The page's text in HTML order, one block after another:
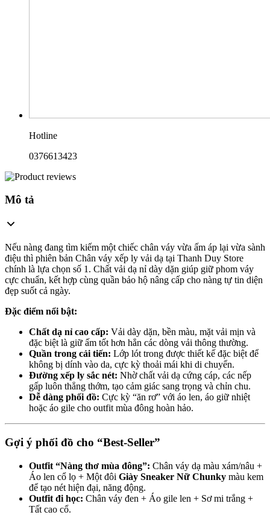
Hotline
0376613423
Mô tả
Nếu nàng đang tìm kiếm một chiếc chân váy vừa ấm áp lại vừa sành
điệu thì phiên bản Chân váy xếp ly vải dạ tại Thanh Duy Store
chính là lựa chọn số 1. Chất vải dạ nỉ dày dặn giúp giữ phom váy
cực chuẩn, kết hợp cùng quần bảo hộ nâng cấp cho nàng tự tin diện
đẹp suốt cả ngày.
Đặc điểm nổi bật:
Chất dạ nỉ cao cấp: Vải dày dặn, bền màu, mặt vải mịn và
đặc biệt là giữ ấm tốt hơn hẳn các dòng vải thông thường.
Quần trong cải tiến: Lớp lót trong được thiết kế đặc biệt để
không bị dính vào da, cực kỳ thoải mái khi di chuyển.
Đường xếp ly sắc nét: Nhờ chất vải dạ cứng cáp, các nếp
gấp luôn thẳng thớm, tạo cảm giác sang trọng và chỉn chu.
Dễ dàng phối đồ: Cực kỳ “ăn rơ” với áo len, áo giữ nhiệt
hoặc áo gile cho outfit mùa đông hoàn hảo.
Gợi ý phối đồ cho “Best-Seller”
Outfit “Nàng thơ mùa đông”: Chân váy dạ màu xám/nâu +
Áo len cổ lọ + Một đôi Giày Sneaker Nữ Chunky màu kem
để tạo nét hiện đại, năng động.
Outfit đi học: Chân váy đen + Áo gile len + Sơ mi trắng +
Tất cao cổ.